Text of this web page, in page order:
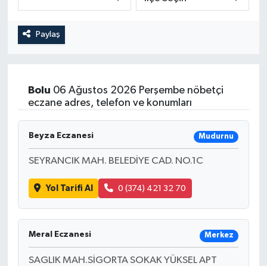
Paylaş
Bolu 06 Ağustos 2026 Perşembe nöbetçi
eczane adres, telefon ve konumları
Beyza Eczanesi Mudurnu
SEYRANCIK MAH. BELEDİYE CAD. NO.1C
Yol Tarifi Al 0 (374) 421 32 70
Meral Eczanesi Merkez
SAGLIK MAH.SİGORTA SOKAK YÜKSEL APT
Son Dakika Haberleri